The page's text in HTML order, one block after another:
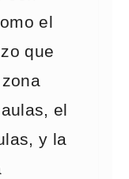
el
que
el
y la